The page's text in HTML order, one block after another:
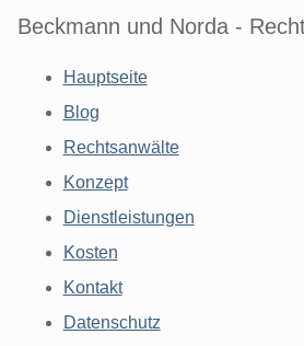
Beckmann und Norda -
Hauptseite
Blog
Rechtsanwälte
Konzept
Dienstleistungen
Kosten
Kontakt
Datenschutz